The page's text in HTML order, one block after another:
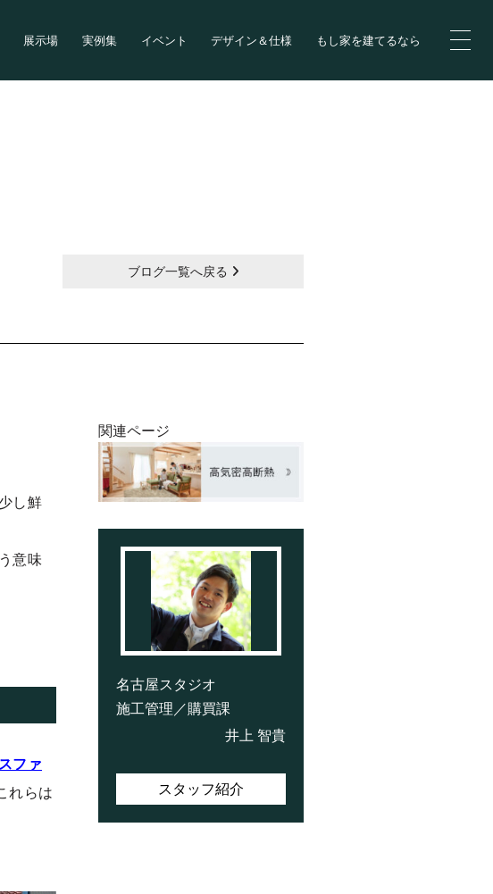
展示場 実例集 イベント デザイン＆仕様 もし家を建てるなら
ブログ一覧へ戻る
し鮮
意味
ファ
れらは
関連ページ
名古屋スタジオ
施工管理／購買課
井上 智貴
スタッフ紹介